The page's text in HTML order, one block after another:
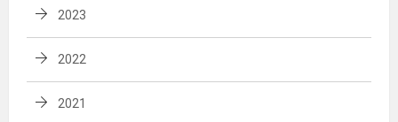
2023
2022
2021